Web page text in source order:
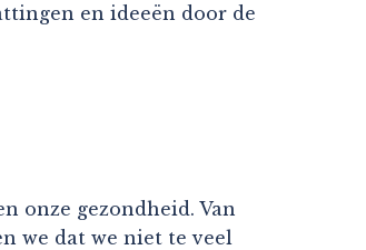
en ideeën door de
onze gezondheid. Van
we dat we niet te veel